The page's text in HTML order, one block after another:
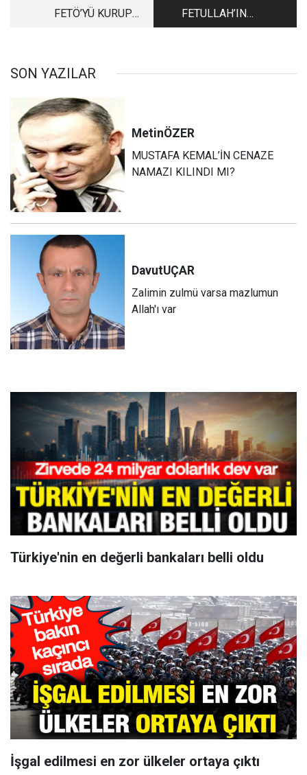
FETÖ’YÜ KURUP
FETULLAH’IN
SABETAY MÜRİDİ
SON YAZILAR
MetinÖZER
MUSTAFA KEMAL’İN CENAZE
NAMAZI KILINDI MI?
DavutUÇAR
Zalimin zulmü varsa mazlumun
Allah'ı var
Türkiye'nin en değerli bankaları belli oldu
İşgal edilmesi en zor ülkeler ortaya çıktı